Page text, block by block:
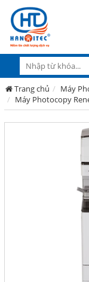
Trang chủ
Máy
Máy Photocopy